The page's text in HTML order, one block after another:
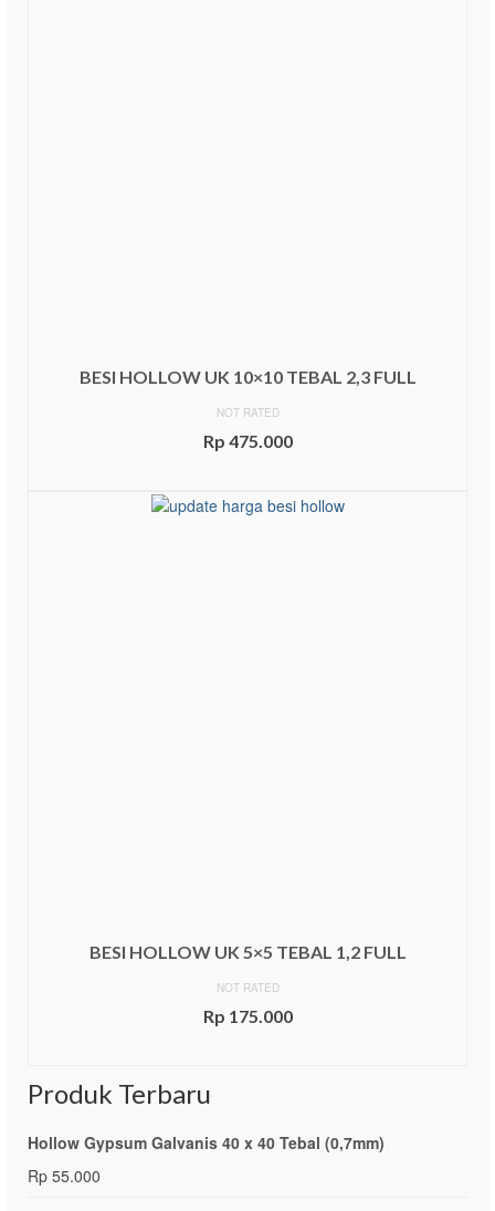
BESI HOLLOW UK 10×10 TEBAL 2,3 FULL
NOT RATED
Rp 475.000
BESI HOLLOW UK 5×5 TEBAL 1,2 FULL
NOT RATED
Rp 175.000
Produk Terbaru
Hollow Gypsum Galvanis 40 x 40 Tebal (0,7mm)
Rp 55.000